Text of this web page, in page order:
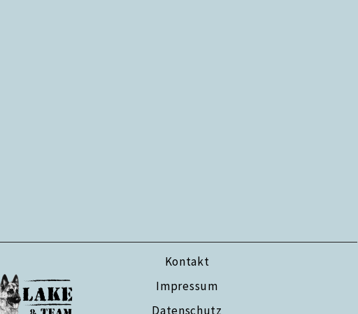
Kontakt
Impressum
Datenschutz